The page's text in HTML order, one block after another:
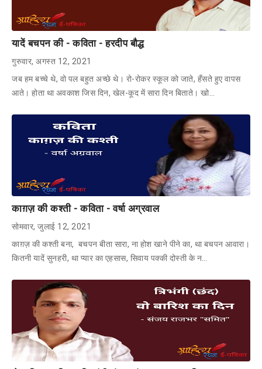
यादें बचपन की - कविता - हरदीप बौद्ध
गुरुवार, अगस्त 12, 2021
जब हम बच्चे थे, वो पल बहुत अच्छे थे। रो-रोकर स्कूल को जाते, हँसते हुए वापस
आते। होता था अवकाश जिस दिन, खेल-कूद में सारा दिन बिताते। खो…
काग़ज़ की कश्ती - कविता - वर्षा अग्रवाल
सोमवार, जुलाई 12, 2021
काग़ज़ की कश्ती बना, बचपन बीता सारा, ना होश खाने पीने का, था बचपन आवारा।
कितनी यादें सुनहरी, था प्यार का एहसास, सिवाय पक्की दोस्ती के न…